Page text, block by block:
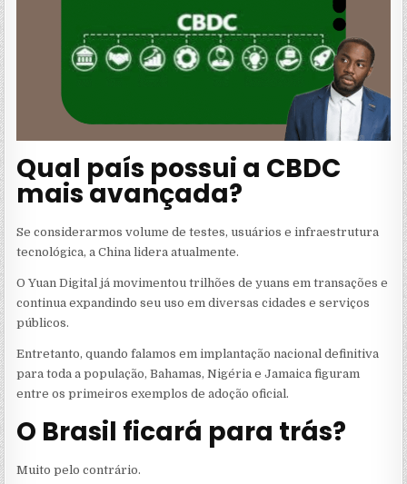
Qual país possui a CBDC
mais avançada?
Se considerarmos volume de testes, usuários e infraestrutura
tecnológica, a China lidera atualmente.
O Yuan Digital já movimentou trilhões de yuans em transações e
continua expandindo seu uso em diversas cidades e serviços
públicos.
Entretanto, quando falamos em implantação nacional definitiva
para toda a população, Bahamas, Nigéria e Jamaica figuram
entre os primeiros exemplos de adoção oficial.
O Brasil ficará para trás?
Muito pelo contrário.